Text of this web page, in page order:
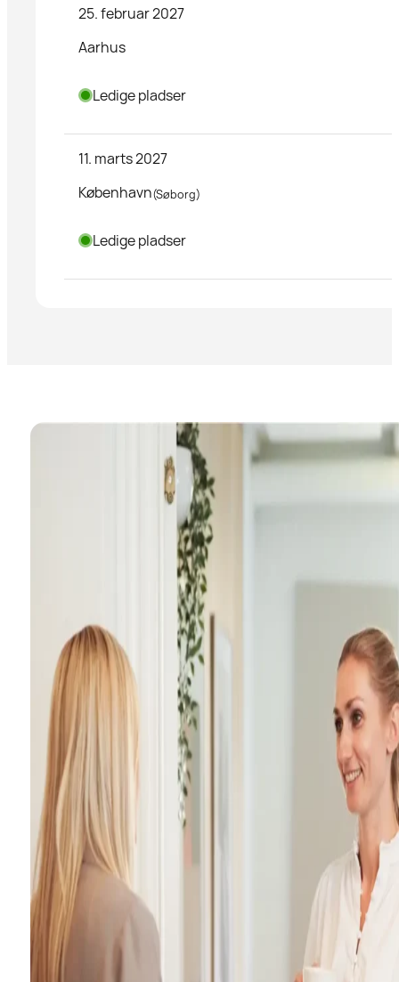
25. februar 2027
Aarhus
Ledige pladser
11. marts 2027
København(Søborg)
Ledige pladser